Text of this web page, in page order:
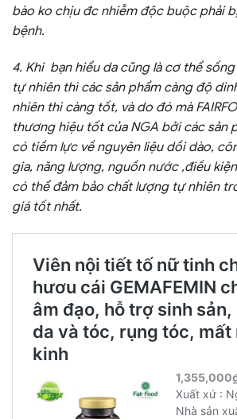
bào ko chịu đc nhiễm độc buộc phải
bệnh.
4. Khi bạn hiểu da cũng là cơ thể
tự nhiên thì các sản phẩm càng độ
nhiên thì càng tốt, và do đó mà
thương hiệu tốt của NGA bởi các sản
có tiềm lực về nguyên liệu dồi dào,
gia, năng lượng, nguồn nước ,điều
có thể đảm bảo chất lượng tự nhiên
giá tốt nhất.